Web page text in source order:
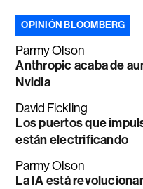
OPINIÓN BLOOMBERG
Parmy Olson
Anthropic acaba de
Nvidia
David Fickling
Los puertos que
están electrificando
Parmy Olson
La IA está